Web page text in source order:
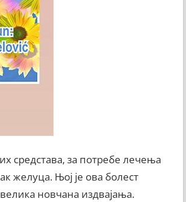
средстава, за потребе лечења
желуца. Њој је ова болест
новчана издвајања.